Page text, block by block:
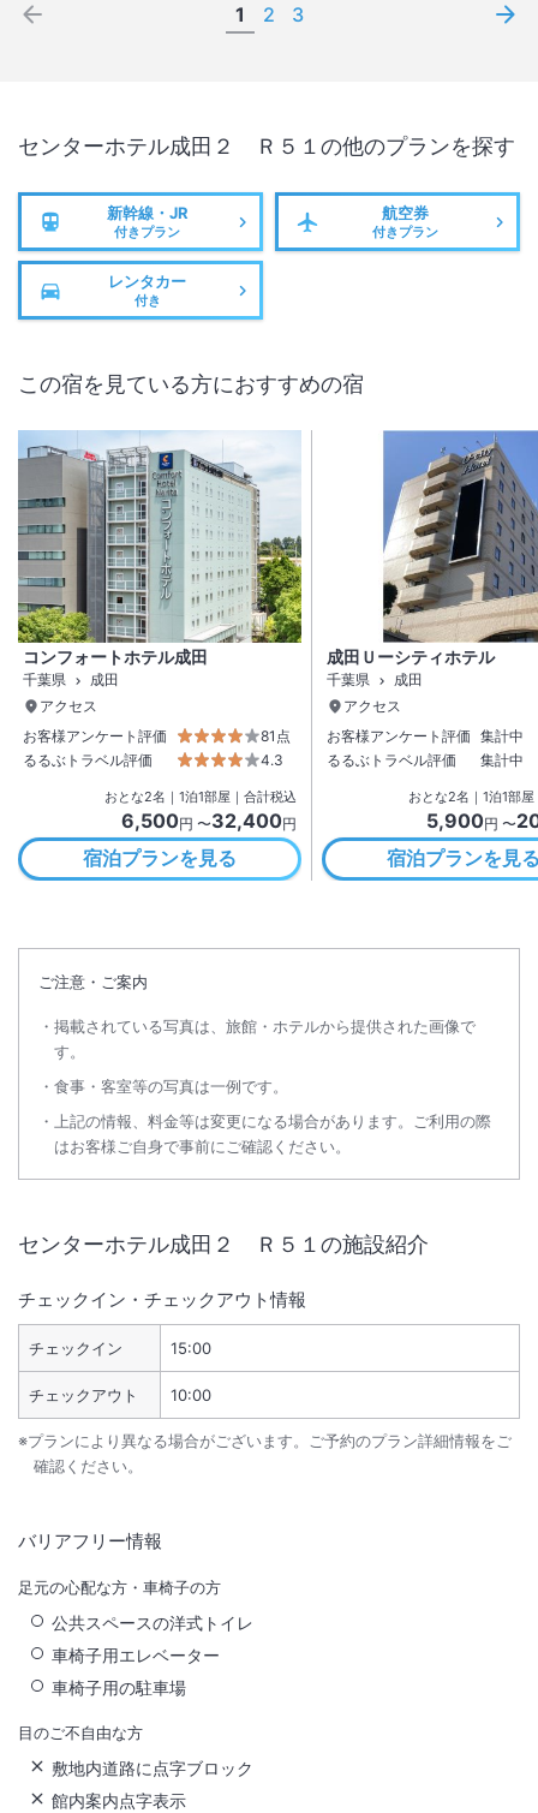
1 2 3
センターホテル成田２ Ｒ５１ の他のプランを探す
新幹線・JR
付きプラン
航空券
付きプラン
レンタカー
付き
この宿を見ている方におすすめの宿
コンフォートホテル成田
千葉県
成田
アクセス
お客様アンケート評価
81点
るるぶトラベル評価
4.3
おとな2名 ｜ 1泊1部屋｜合計税込
6,500円 〜32,400円
宿泊プランを見る
成田Ｕーシティホテル
千葉県
成田
アクセス
お客様アンケート評価 集計中
るるぶトラベル評価
集計中
おとな2名 ｜ 1泊1部屋
5,900円 〜
宿泊プランを見
ご注意・ご案内
掲載されている写真は、旅館・ホテルから提供された画像で
す。
食事・客室等の写真は一例です。
上記の情報、料金等は変更になる場合があります。ご利用の際
はお客様ご自身で事前にご確認ください。
センターホテル成田２ Ｒ５１ の施設紹介
チェックイン・チェックアウト情報
チェックイン 15:00
チェックアウト 10:00
※プランにより異なる場合がございます。ご予約のプラン詳細情報をご
確認ください。
バリアフリー情報
足元の心配な方・車椅子の方
公共スペースの洋式トイレ
車椅子用エレベーター
車椅子用の駐車場
目のご不自由な方
敷地内道路に点字ブロック
館内案内点字表示